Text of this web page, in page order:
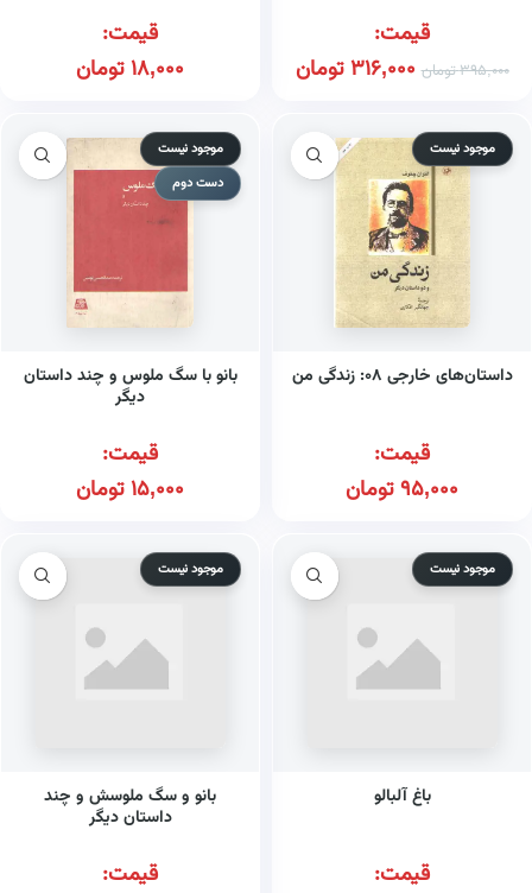
قیمت:
395,000تومان 316,000تومان
قیمت:
18,000تومان
موجود نیست
داستان‌های خارجی ۰۸: زندگی من
قیمت:
95,000تومان
موجود نیست
دست دوم
بانو با سگ ملوس و چند داستان
دیگر
قیمت:
15,000تومان
موجود نیست
باغ آلبالو
قیمت:
موجود نیست
بانو و سگ ملوسش و چند
داستان دیگر
قیمت: